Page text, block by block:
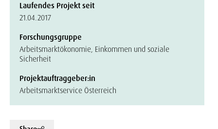
Laufendes Projekt seit
21.04.2017
Forschungsgruppe
Arbeitsmarktökonomie, Einkommen und soziale
Sicherheit
Projektauftraggeber:in
Arbeitsmarktservice Österreich